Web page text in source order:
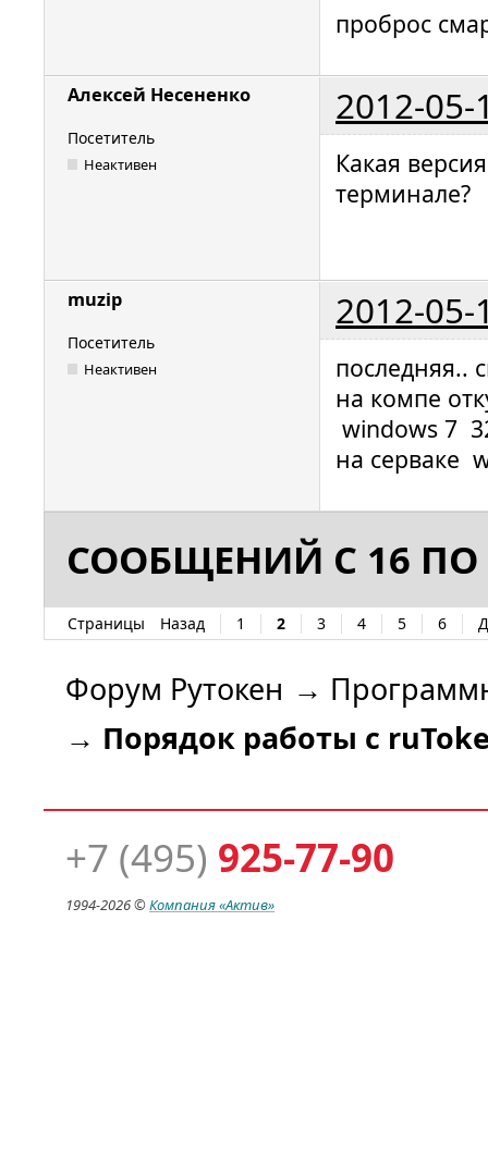
проброс
Алексей Несененко 2012-05-
Посетитель
Неактивен
Какая
терминале?
muzip 2012-05-
Посетитель
Неактивен
последняя..
на компе
windows 7
на серваке
СООБЩЕНИЙ С 16 ПО
Страницы Назад 1 2 3 4 5 6
Форум Рутокен →
→ Порядок работы с
+7 (495) 925-77-90
1994-2026 ©Компания«Актив»